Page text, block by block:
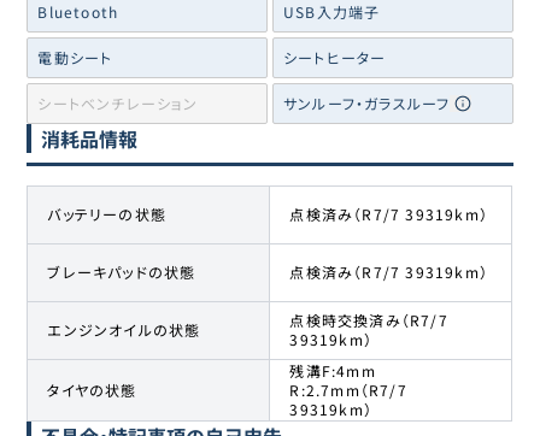
Bluetooth USB入力端子
電動シート シートヒーター
シートベンチレーション サンルーフ・ガラスルーフ
消耗品情報
バッテリーの状態 点検済み（R7/7 39319km）
ブレーキパッドの状態 点検済み（R7/7 39319km）
エンジンオイルの状態
点検時交換済み（R7/7
39319km）
タイヤの状態
残溝F:4mm
R:2.7mm（R7/7
39319km）